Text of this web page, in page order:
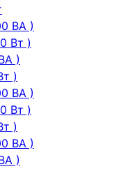
ВА )
Вт )
)
)
ВА )
Вт )
)
ВА )
)